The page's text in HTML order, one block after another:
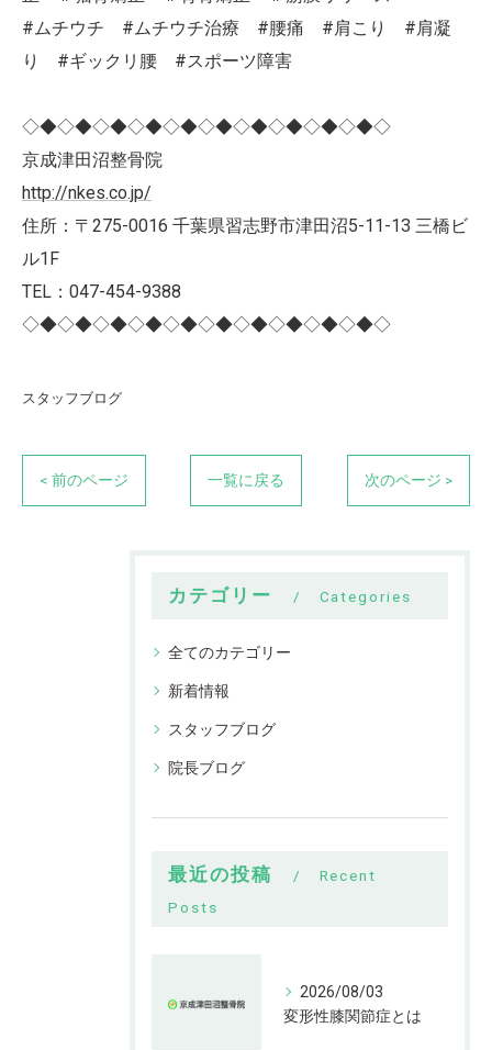
#ムチウチ #ムチウチ治療 #腰痛 #肩こり #肩凝
り #ギックリ腰 #スポーツ障害
◇◆◇◆◇◆◇◆◇◆◇◆◇◆◇◆◇◆◇◆◇
京成津田沼整骨院
http://nkes.co.jp/
住所：〒275-0016 千葉県習志野市津田沼5-11-13 三橋ビ
ル1F
TEL：047-454-9388
◇◆◇◆◇◆◇◆◇◆◇◆◇◆◇◆◇◆◇◆◇
スタッフブログ
< 前のページ 一覧に戻る 次のページ >
カテゴリー Categories
全てのカテゴリー
新着情報
スタッフブログ
院長ブログ
最近の投稿
Recent
Posts
2026/08/03
変形性膝関節症とは